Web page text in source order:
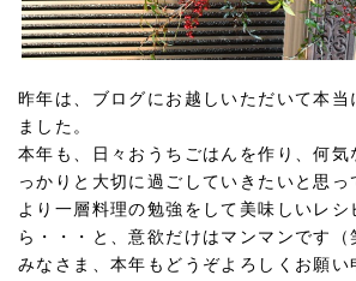
昨年は、ブログにお越しいただいて本当
ました。
本年も、日々おうちごはんを作り、何気
っかりと大切に過ごしていきたいと思っ
より一層料理の勉強をして美味しいレシ
ら・・・と、意欲だけはマンマンです（
みなさま、本年もどうぞよろしくお願い